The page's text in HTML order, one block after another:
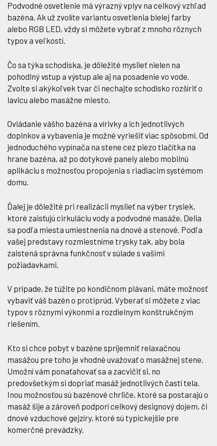
Podvodné osvetlenie má výrazný vplyv na celkový vzhľad
bazéna. Ak už zvolíte variantu osvetlenia bielej farby
alebo RGB LED, vždy si môžete vybrať z mnoho rôznych
typov a veľkostí.
Čo sa týka schodiska, je dôležité myslieť nielen na
pohodlný vstup a výstup ale aj na posadenie vo vode.
Zvolte si akýkoľvek tvar či nechajte schodisko rozšíriť o
lavicu alebo masážne miesto.
Ovládanie vášho bazéna a vírivky a ich jednotlivých
doplnkov a vybavenia je možné vyriešiť viac spôsobmi. Od
jednoduchého vypínača na stene cez piezo tlačítka na
hrane bazéna, až po dotykové panely alebo mobilnú
aplikáciu s možnosťou propojenia s riadiacim systémom
domu.
Ďalej je dôležité pri realizácii myslieť na výber trysiek,
ktoré zaisťujú cirkuláciu vody a podvodné masáže. Delia
sa podľa miesta umiestnenia na dnové a stenové. Podľa
vašej predstavy rozmiestníme trysky tak, aby bola
zaistená správna funkčnosť v súlade s vašimi
požiadavkami.
V prípade, že túžite po kondičnom plávani, máte možnosť
vybaviť váš bazén o protiprúd. Vyberať si môžete z viac
typov s rôznymi výkonmi a rozdielnym konštrukčným
riešením.
Kto si chce pobyt v bazéne spríjemniť relaxačnou
masážou pre toho je vhodné uvažovať o masážnej stene.
Umožní vám ponaťahovať sa a zacvičiť si, no
predovšetkým si dopriať masáž jednotlivých častí tela.
Inou možnosťou sú bazénové chrliče, ktoré sa postarajú o
masáž šije a zároveň podporí celkový designový dojem, či
dnové vzduchové gejzíry, ktoré sú typickejšie pre
komerčné prevádzky.